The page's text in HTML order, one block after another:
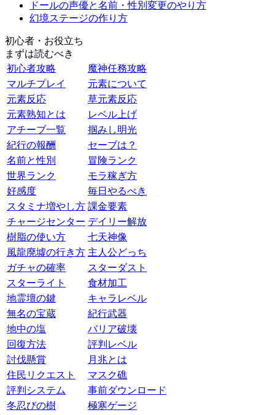
ドールの声優と名前・性別変更のやり方
幻境ステージの作り方
初心者・お役立ち
まずは読むべき
初心者攻略
魔神任務攻略
マルチプレイ
元素について
元素反応
草元素反応
元素熟知とは
レベル上げ
アチーブ一覧
掴みし明光
紀行の報酬
セーブは？
名前と性別
冒険ランク
世界ランク
モラ稼ぎ方
好感度
毎日やるべき
スタミナ増やし方 課金要素
チャージセンター デイリー解放
樹脂の使い方
七天神像
風龍廃墟の行き方 主人公どっち
ガチャの確率
スターダスト
スターライト
食材加工
地霊壇の鍵
キャラレベル
無名の宝蔵
紀行武器
地中の塩
バリア破壊
回復方法
評判レベル
討伐懸賞
月兆とは
住民リクエスト
マスク礁
評判システム
事前ダウンロード
冬忍びの樹
極寒ゲージ